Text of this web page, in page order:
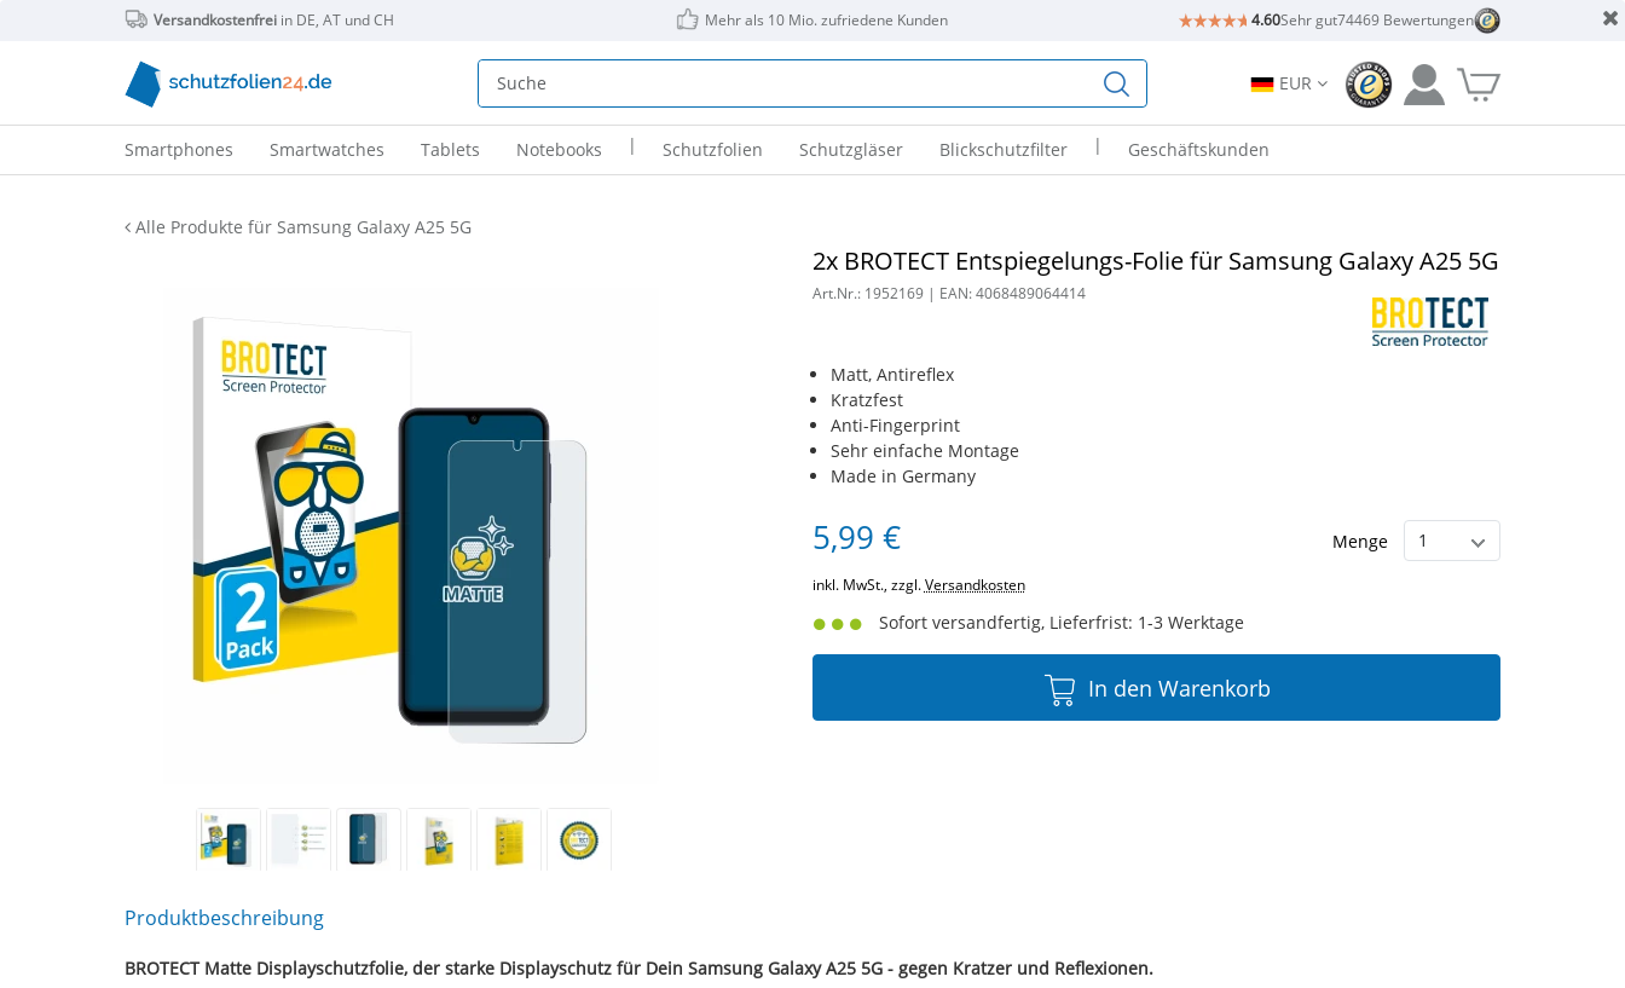
Versandkostenfreiin DE, AT und CH Mehr als 10 Mio. zufriedene Kunden 4.60Sehr gut74469 Bewertungen
EUR
Smartphones Smartwatches Tablets Notebooks | Schutzfolien Schutzgläser Blickschutzfilter | Geschäftskunden
Alle Produkte für Samsung Galaxy A25 5G
2x BROTECT Entspiegelungs-Folie für Samsung Galaxy A25 5G
Art.Nr.: 1952169| EAN:4068489064414
Matt, Antireflex
Kratzfest
Anti-Fingerprint
Sehr einfache Montage
Made in Germany
5,99 € Menge
inkl. MwSt., zzgl.Versandkosten
Sofort versandfertig, Lieferfrist: 1-3 Werktage
In den Warenkorb
Produktbeschreibung
BROTECT Matte Displayschutzfolie, der starke Displayschutz für Dein Samsung Galaxy A25 5G - gegen Kratzer und Reflexionen.